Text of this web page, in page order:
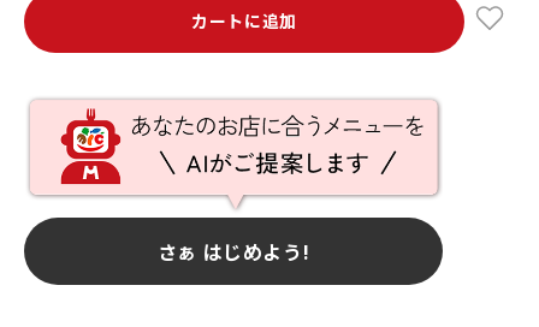
カートに追加
さぁ はじめよう!